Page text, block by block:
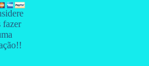
fazer